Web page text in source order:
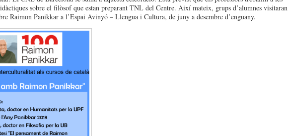
sobre el filòsof que estan preparant TNL del Centre. Així mateix, grups d’alumnes visitaran
Raimon Panikkar a l’Espai Avinyó – Llengua i Cultura, de juny a desembre d’enguany.